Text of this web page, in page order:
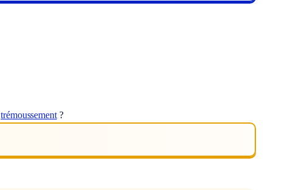
trémoussement?